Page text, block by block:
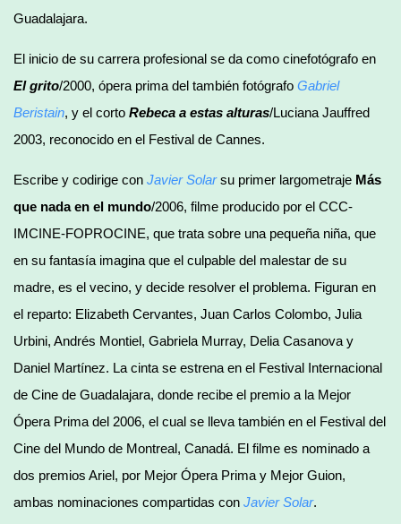
Guadalajara.
El inicio de su carrera profesional se da como cinefotógrafo en
El grito/2000, ópera prima del también fotógrafo Gabriel
Beristain, y el corto Rebeca a estas alturas/Luciana Jauffred
2003, reconocido en el Festival de Cannes.
Escribe y codirige con Javier Solarsu primer largometraje Más
que nada en el mundo/2006, filme producido por el CCC-
IMCINE-FOPROCINE, que trata sobre una pequeña niña, que
en su fantasía imagina que el culpable del malestar de su
madre, es el vecino, y decide resolver el problema. Figuran en
el reparto: Elizabeth Cervantes, Juan Carlos Colombo, Julia
Urbini, Andrés Montiel, Gabriela Murray, Delia Casanova y
Daniel Martínez. La cinta se estrena en el Festival Internacional
de Cine de Guadalajara, donde recibe el premio a la Mejor
Ópera Prima del 2006, el cual se lleva también en el Festival del
Cine del Mundo de Montreal, Canadá. El filme es nominado a
dos premios Ariel, por Mejor Ópera Prima y Mejor Guion,
ambas nominaciones compartidas con Javier Solar.